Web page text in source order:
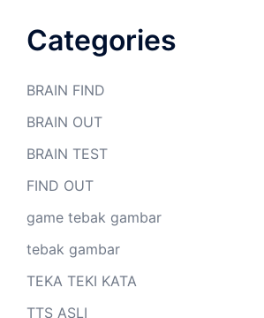
Categories
BRAIN FIND
BRAIN OUT
BRAIN TEST
FIND OUT
game tebak gambar
tebak gambar
TEKA TEKI KATA
TTS ASLI